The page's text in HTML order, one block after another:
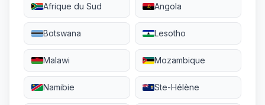
Afrique du Sud Angola
Botswana Lesotho
Malawi Mozambique
Namibie Ste-Hélène